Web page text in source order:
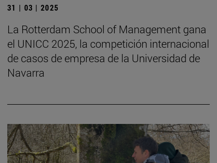
31 | 03 | 2025
La Rotterdam School of Management gana
el UNICC 2025, la competición internacional
de casos de empresa de la Universidad de
Navarra